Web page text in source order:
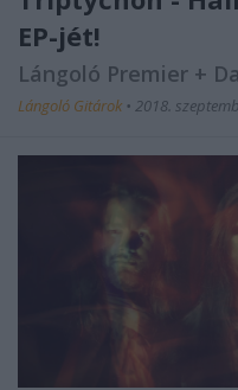
EP-jét!
Lángoló Premier +
Lángoló Gitárok • 2018.